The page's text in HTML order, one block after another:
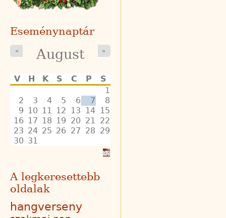
Eseménynaptár
« August »
V H K S C P
S
1
2
3 4 5 6 7
8
9 10 11 12 13 14 15
16 17 18 19 20 21
22
23 24 25 26 27 28 29
30 31
A legkeresettebb
oldalak
hangverseny